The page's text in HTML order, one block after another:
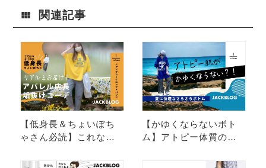
関連記事
【低身長＆ちょいぽち
ゃさん必読】これなら
う"シャンブレーパン
【かゆくならないボト
ム】アトピー体質の女
最適なサラサラパン